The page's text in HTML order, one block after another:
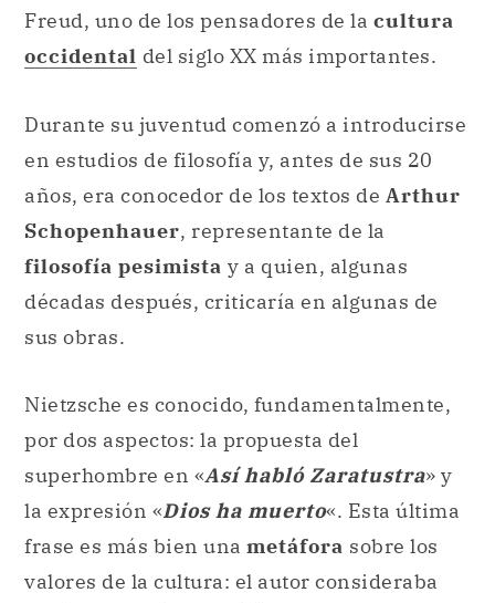
Freud, uno de los pensadores de la cultura
occidental del siglo XX más importantes.
Durante su juventud comenzó a introducirse
en estudios de filosofía y, antes de sus 20
años, era conocedor de los textos de Arthur
Schopenhauer, representante de la
filosofía pesimista y a quien, algunas
décadas después, criticaría en algunas de
sus obras.
Nietzsche es conocido, fundamentalmente,
por dos aspectos: la propuesta del
superhombre en «Así habló Zaratustra» y
la expresión «Dios ha muerto«. Esta última
frase es más bien una metáfora sobre los
valores de la cultura: el autor consideraba